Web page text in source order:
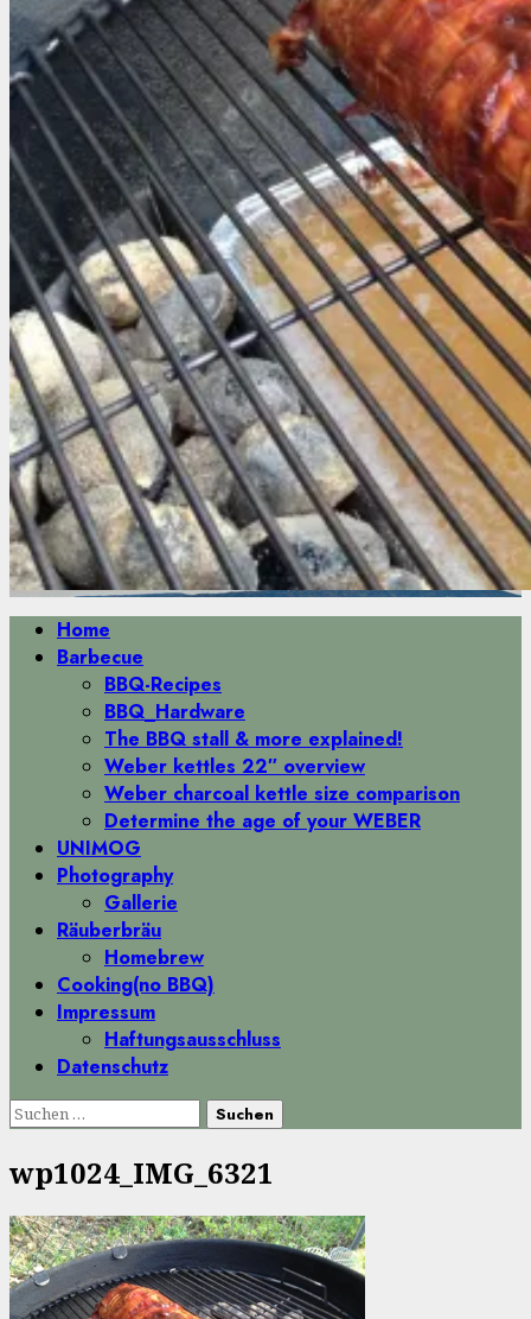
Primäres
Menü
Home
Barbecue
BBQ-Recipes
BBQ_Hardware
The BBQ stall & more explained!
Weber kettles 22″ overview
Weber charcoal kettle size comparison
Determine the age of your WEBER
UNIMOG
Photography
Gallerie
Räuberbräu
Homebrew
Cooking(no BBQ)
Impressum
Haftungsausschluss
Datenschutz
Suchen
wp1024_IMG_6321